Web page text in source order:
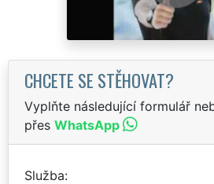
CHCETE SE STĚHOVAT?
Vyplňte následující formulář
přes WhatsApp
Služba